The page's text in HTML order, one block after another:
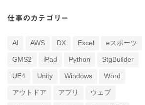
仕事のカテゴリー
AI AWS DX Excel eスポーツ
GMS2 iPad Python StgBuilder
UE4 Unity Windows Word
アウトドア アプリ ウェブ